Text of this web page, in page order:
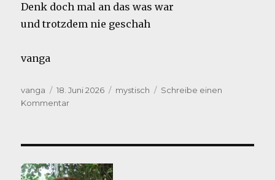
Denk doch mal an das was war
und trotzdem nie geschah
vanga
Autor
vanga
Veröffentlicht
am
18. Juni 2026 Kategorien
mystisch
Schreibe einen
Kommentarzu